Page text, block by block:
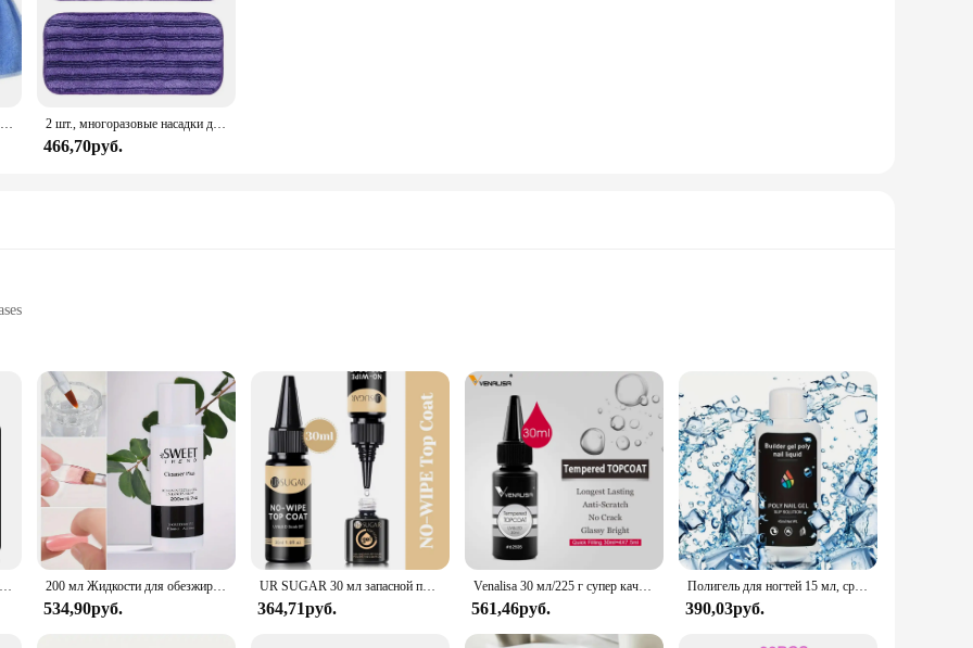
4 шт., маленькая салфетка для мытья посуды 2 шт., многоразовые насадки для швабры из микрофибры
466,70руб.
home use
deliver impeccable nail cleaning. Its high-quality, non-toxic gel is formulated to penetrate deep into the nail bed, effectively removing
makes it an indispensable tool for professional nail technicians and nail care enthusiasts alike.
also about convenience. Each set is thoughtfully packaged for easy handling and storage, ensuring that the gel stays fresh and ready for
it suitable for a wide range of customers. Whether you're a seasoned nail technician or a DIY nail care aficionado, this gel is your go-to
1/3 шт. 2-в-1 гель-лак для ногтей, акриловый раствор для бездоганного наращивания ногтей, УФ-гель-лак, инструменты для дизайна ногтей, маникюра 200 мл Жидкости для обезжиривания ногтей, очищающая поверхность, липкий слой, Средство для удаления излишков гель-лака высокой емкости, Ацетон, DIY Fast Dry Cleaner Plus
534,90руб.
UR SUGAR 30 мл запасной посылка базовый гель без протирания верхнее покрытие матовое верхнее покрытие для дизайна ногтей отмачиваемый УФ светодиодный Гель-лак для маникюра супер качество
364,71руб.
Venalisa 30 мл/225 г супер качество Заправка посылка впитать УФ светодиодный не протирать верхнее пальто закаленное верхнее пальто усиленный гель толстое базовое пальто
561,46руб.
Полигель для ногтей 15 мл, средство для очистки ногтей, безупречное Наращивание и мерцание чистых ногтей, для самостоятельного маникюра, для дома или салона
390,03руб.